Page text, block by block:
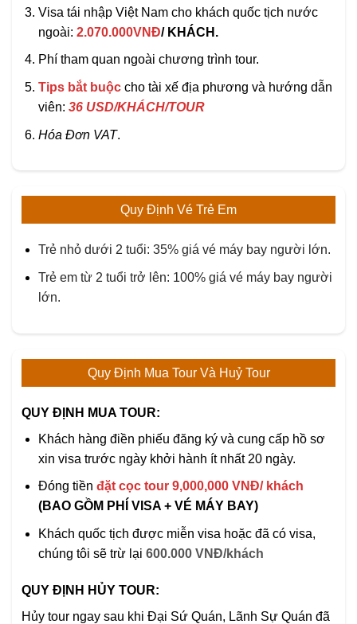
Visa tái nhập Việt Nam cho khách quốc tịch nước
ngoài: 2.070.000VNĐ/ KHÁCH.
Phí tham quan ngoài chương trình tour.
Tips bắt buộccho tài xế địa phương và hướng dẫn
viên: 36 USD/KHÁCH/TOUR
Hóa Đơn VAT.
Quy Định Vé Trẻ Em
Trẻ nhỏ dưới 2 tuổi: 35% giá vé máy bay người lớn.
Trẻ em từ 2 tuổi trở lên: 100% giá vé máy bay người
lớn.
Quy Định Mua Tour Và Huỷ Tour
QUY ĐỊNH MUA TOUR:
Khách hàng điền phiếu đăng ký và cung cấp hồ sơ
xin visa trước ngày khởi hành ít nhất 20 ngày.
Đóng tiền đặt cọc tour 9,000,000 VNĐ/ khách
(BAO GỒM PHÍ VISA + VÉ MÁY BAY)
Khách quốc tịch được miễn visa hoặc đã có visa,
chúng tôi sẽ trừ lại 600.000 VNĐ/khách
QUY ĐỊNH HỦY TOUR:
Hủy tour ngay sau khi Đại Sứ Quán, Lãnh Sự Quán đã